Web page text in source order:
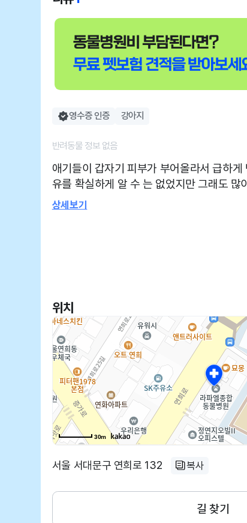
영수증 인증 강아지
반려동물 정보 없음
애기들이 갑자기 피부가 부어올라서 급하게
유를 확실하게 알 수 는 없었지만 그래도 많
방해주신 것 같아요! 급히 전화드리거 갔는
상세보기
위치
30m
서울 서대문구 연희로 132 복사
길 찾기